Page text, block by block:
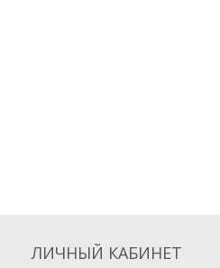
ЛИЧНЫЙ КАБИНЕТ